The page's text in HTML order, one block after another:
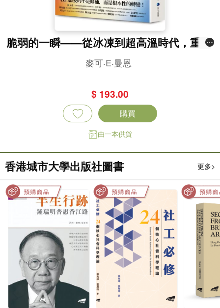
脆弱的一瞬——從冰凍到超高溫時代，重返
45億年氣候史，直指人類百年的存亡危機
麥可‧E‧曼恩
$ 193.00
購買
由一本供貨
香港城市大學出版社圖書 更多>